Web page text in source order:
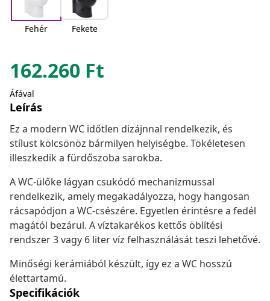
Fehér Fekete
162.260 Ft
Áfával
Leírás
Ez a modern WC időtlen dizájnnal rendelkezik, és
stílust kölcsönöz bármilyen helyiségbe. Tökéletesen
illeszkedik a fürdőszoba sarokba.
A WC-ülőke lágyan csukódó mechanizmussal
rendelkezik, amely megakadályozza, hogy hangosan
rácsapódjon a WC-csészére. Egyetlen érintésre a fedél
magától bezárul. A víztakarékos kettős öblítési
rendszer 3 vagy 6 liter víz felhasználását teszi lehetővé.
Minőségi kerámiából készült, így ez a WC hosszú
élettartamú.
Specifikációk